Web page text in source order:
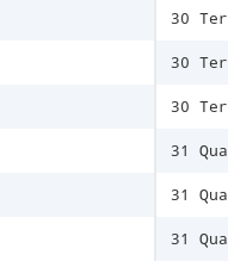
30 Ter
30 Ter
30 Ter
31 Qua
31 Qua
31 Qua